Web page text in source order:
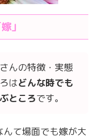
」
んの特徴・実態
はどんな時でも
ところです。
て場面でも嫁が大